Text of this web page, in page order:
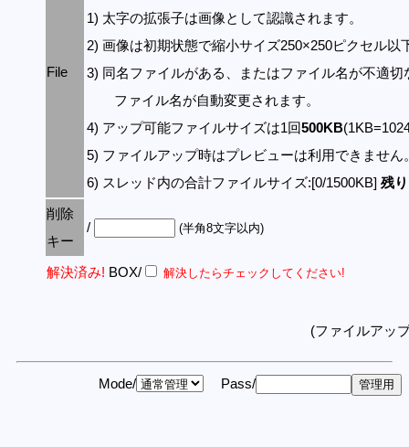
File
1) 太字の拡張子は画像として認識されます。
2) 画像は初期状態で縮小サイズ250×250ピクセル以
3) 同名ファイルがある、またはファイル名が不適切
ファイル名が自動変更されます。
4) アップ可能ファイルサイズは1回500KB
5) ファイルアップ時はプレビューは利用できません
6) スレッド内の合計ファイルサイズ:[0/1500KB] 残
削除
キー
/ (半角8文字以内)
解決済み! BOX/ 解決したらチェックしてください!
(ファイルアッ
Mode/ Pass/